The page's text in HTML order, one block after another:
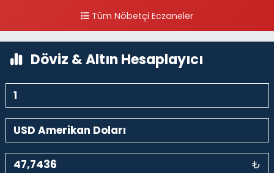
0 (212) 297 96 92 Yol Tarifi Al
Tüm Nöbetçi Eczaneler
Döviz & Altın Hesaplayıcı
₺